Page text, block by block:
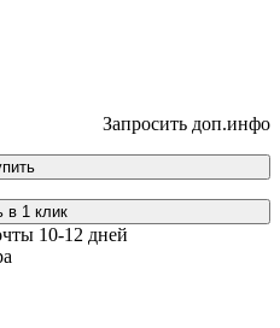
Запросить доп.инфо
в 1 клик
10-12 дней